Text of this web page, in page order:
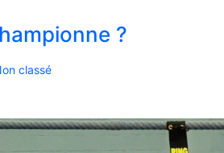
?
classé